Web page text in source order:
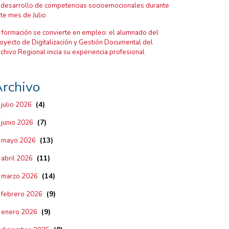
de competencias socioemocionales durante
mes de Julio
formación se convierte en empleo: el alumnado del
de Digitalización y Gestión Documental del
Regional inicia su experiencia profesional
julio 2026 (4)
junio 2026 (7)
mayo 2026 (13)
abril 2026 (11)
marzo 2026 (14)
febrero 2026 (9)
enero 2026 (9)